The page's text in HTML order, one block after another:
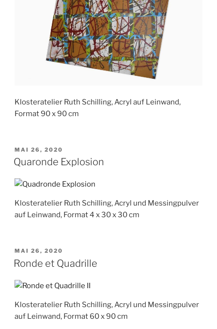
Klosteratelier Ruth Schilling, Acryl auf Leinwand,
Format 90 x 90 cm
VERÖFFENTLICHT
AM
MAI 26, 2020
Quaronde Explosion
Klosteratelier Ruth Schilling, Acryl und Messingpulver
auf Leinwand, Format 4 x 30 x 30 cm
VERÖFFENTLICHT
AM
MAI 26, 2020
Ronde et Quadrille
Klosteratelier Ruth Schilling, Acryl und Messingpulver
auf Leinwand, Format 60 x 90 cm